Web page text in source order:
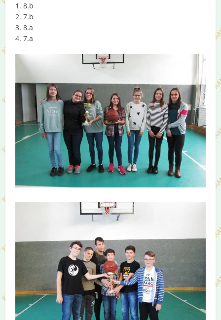
1. 8.b
2. 7.b
3. 8.a
4. 7.a